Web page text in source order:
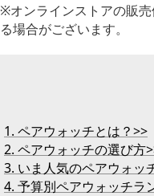
※オンラインストアの販
る場合がございます。
1. ペアウォッチとは？>>
2. ペアウォッチの選び方
3. いま人気のペアウォッ
4. 予算別ペアウォッチラ